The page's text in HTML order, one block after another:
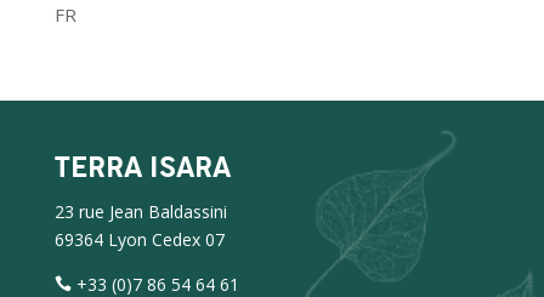
FR
TERRA ISARA
23 rue Jean Baldassini
69364 Lyon Cedex 07
+33 (0)7 86 54 64 61